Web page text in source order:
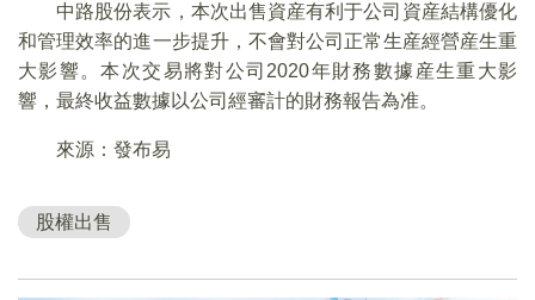
中路股份表示，本次出售資産有利于公司資産結構優化
和管理效率的進一步提升，不會對公司正常生産經營産生重
大影響。本次交易將對公司2020年財務數據産生重大影
響，最終收益數據以公司經審計的財務報告為准。
來源：發布易
股權出售